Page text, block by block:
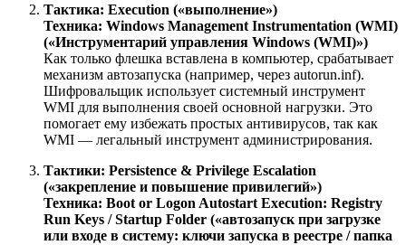
Тактика: Execution («выполнение»)
Техника: Windows Management Instrumentation (WMI)
(«Инструментарий управления Windows (WMI)»)
Как только флешка вставлена в компьютер, срабатывает
механизм автозапуска (например, через autorun.inf).
Шифровальщик использует системный инструмент
WMI для выполнения своей основной нагрузки. Это
помогает ему избежать простых антивирусов, так как
WMI — легальный инструмент администрирования.
Тактики: Persistence & Privilege Escalation
(«закрепление и повышение привилегий»)
Техника: Boot or Logon Autostart Execution: Registry
Run Keys / Startup Folder («автозапуск при загрузке
или входе в систему: ключи запуска в реестре / папка